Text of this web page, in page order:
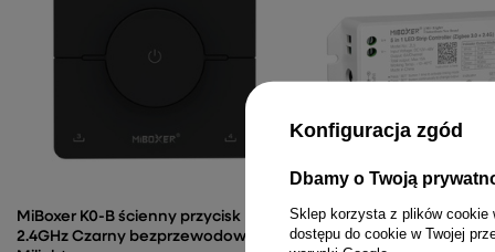
MiBoxer K0-B ścienny przycisk
2.4GHz Czarny bezprzewodowy
MiBoxer ZL5 sterownik
Konfiguracja zgód
Dbamy o Twoją
Sklep korzysta z plików cookie
dostępu do cookie w Twojej